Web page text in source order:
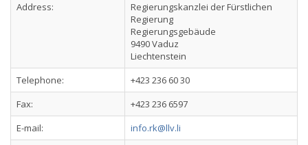
Address:
Regierungskanzlei der Fürstlichen
Regierung
Regierungsgebäude
9490 Vaduz
Liechtenstein
Telephone:
+423 236 60 30
Fax:
+423 236 6597
E-mail:
info.rk@llv.li